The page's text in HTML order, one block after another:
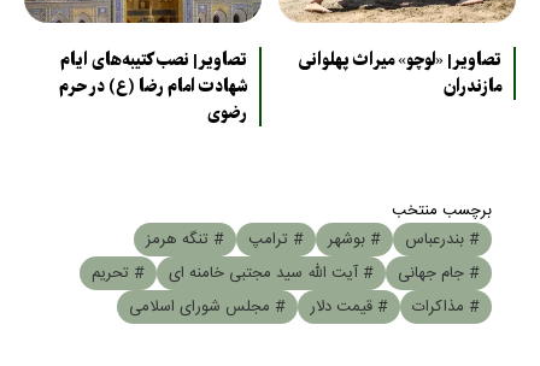
تصاویر| «لوچو» میراث پهلوانی
مازندران
تصاویر| نصب کتیبه‌های ایام
شهادت امام رضا (ع) در حرم
رضوی
برچسب منتخب
# بندرعباس
# بوشهر # ترامپ
# تنگه هرمز
# جام جهانی
# آیت الله سید مجتبی خامنه ای
# تحریم
# مذاکرات
# قیمت دلار # مجلس شورای اسلامی